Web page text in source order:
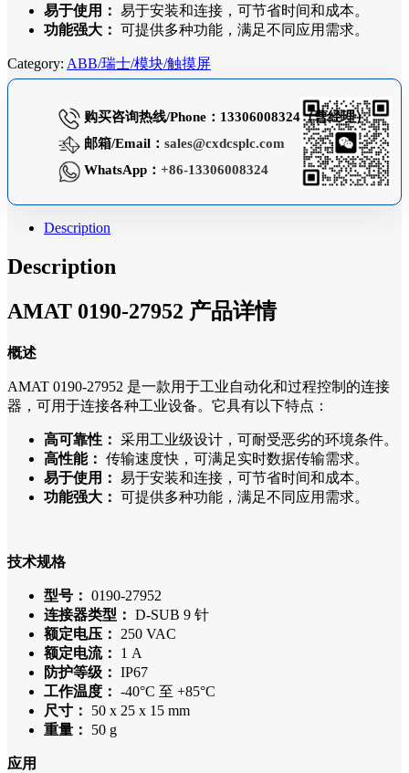
易于使用： 易于安装和连接，可节省时间和成本。
功能强大： 可提供多种功能，满足不同应用需求。
Category: ABB/瑞士/模块/触摸屏
购买咨询热线/Phone：13306008324（曹经理）
邮箱/Email： sales@cxdcsplc.com
WhatsApp： +86-13306008324
Description
Description
AMAT 0190-27952 产品详情
概述
AMAT 0190-27952 是一款用于工业自动化和过程控制的连接
器，可用于连接各种工业设备。它具有以下特点：
高可靠性： 采用工业级设计，可耐受恶劣的环境条件。
高性能： 传输速度快，可满足实时数据传输需求。
易于使用： 易于安装和连接，可节省时间和成本。
功能强大： 可提供多种功能，满足不同应用需求。
技术规格
型号： 0190-27952
连接器类型： D-SUB 9 针
额定电压：
250 VAC
额定电流：
1 A
防护等级： IP67
工作温度： -40°C 至 +85°C
尺寸：
50 x 25 x 15 mm
重量：
50 g
应用